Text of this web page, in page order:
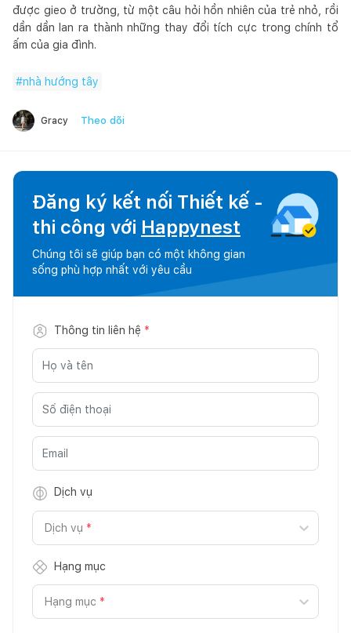
được gieo ở trường, từ một câu hỏi hồn nhiên của trẻ nhỏ, rồi
dần dần lan ra thành những thay đổi tích cực trong chính tổ
ấm của gia đình.
#nhà hướng tây
Gracy Theo dõi
Đăng ký kết nối Thiết kế -
thi công với Happynest
Chúng tôi sẽ giúp bạn có một không gian
sống phù hợp nhất với yêu cầu
Thông tin liên hệ *
Dịch vụ
Dịch vụ *
Hạng mục
Hạng mục *